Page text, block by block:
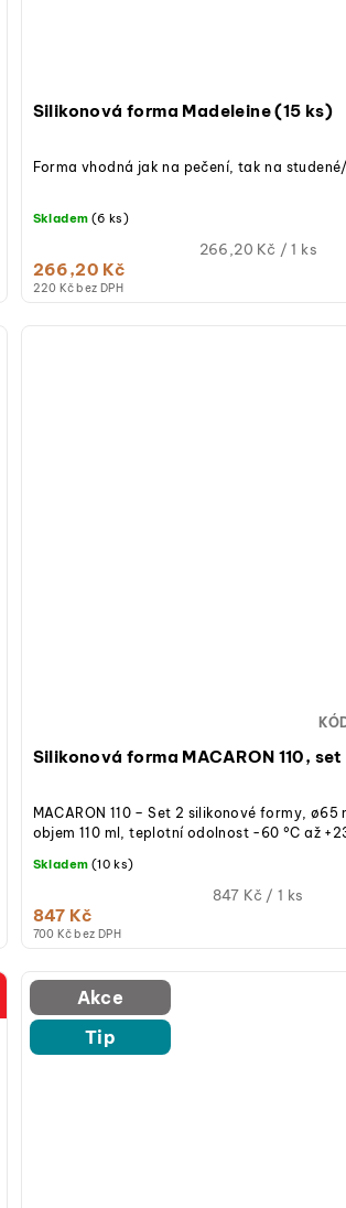
Silikonová forma Madeleine (15 ks)
220 Kč bez DPH
266,20 Kč
Měrná
266,20 Kč / 1 ks
Skladem (6 ks)
Forma vhodná jak na pečení, tak na
Silikonová forma MACARON 110, set
700 Kč bez DPH
847 Kč
Měrná
847 Kč / 1 ks
Skladem (10 ks)
MACARON 110 – Set 2 silikonové formy, ø65
objem 110 ml, teplotní odolnost -60 °C až
Akce
Tip